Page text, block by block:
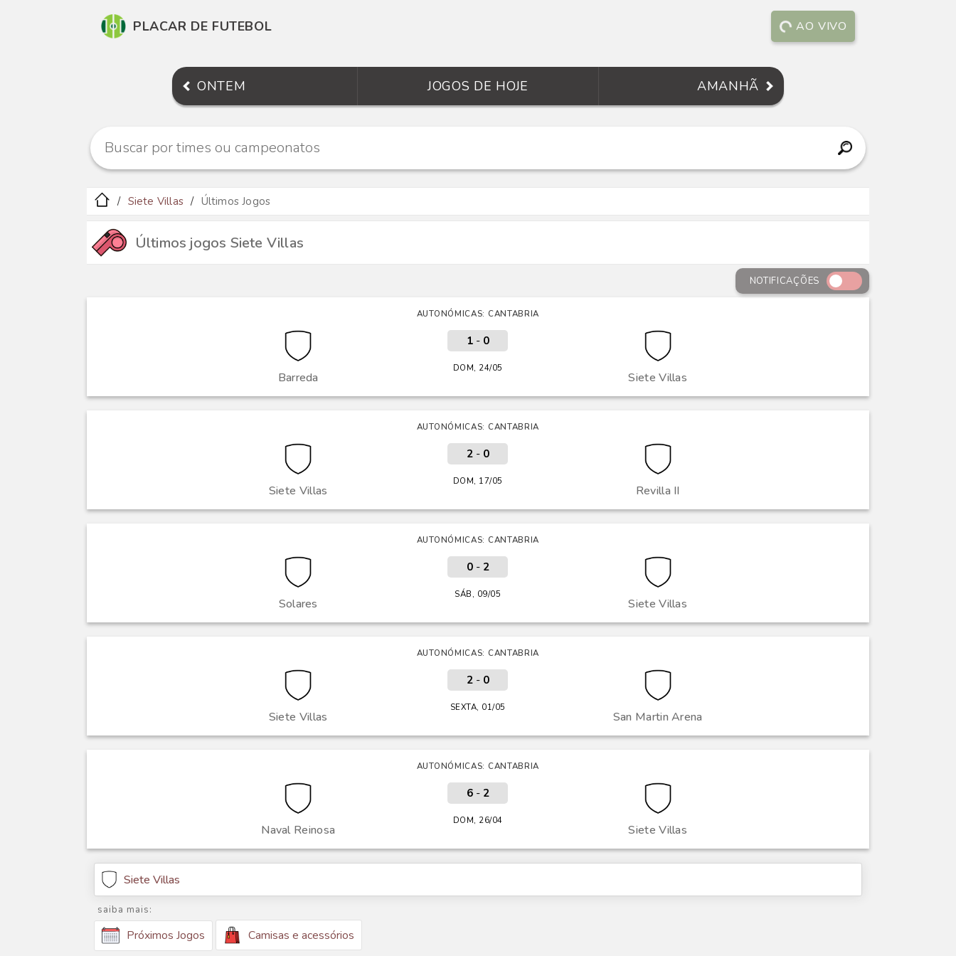
PLACAR DE FUTEBOL AO VIVO
ONTEM JOGOS DE HOJE AMANHÃ
Siete Villas Últimos Jogos
Últimos jogos Siete Villas
NOTIFICAÇÕES
AUTONÓMICAS: CANTABRIA
Barreda Siete Villas
1- 0
DOM, 24/05
AUTONÓMICAS: CANTABRIA
Siete Villas Revilla II
2- 0
DOM, 17/05
AUTONÓMICAS: CANTABRIA
Solares Siete Villas
0- 2
SÁB, 09/05
AUTONÓMICAS: CANTABRIA
Siete Villas San Martin Arena
2- 0
SEXTA, 01/05
AUTONÓMICAS: CANTABRIA
Naval Reinosa Siete Villas
6- 2
DOM, 26/04
Siete Villas
saiba mais:
Próximos Jogos Camisas e acessórios